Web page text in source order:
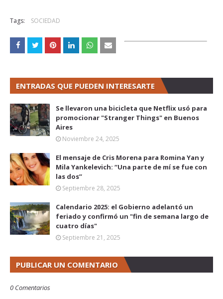
Tags: SOCIEDAD
ENTRADAS QUE PUEDEN INTERESARTE
Se llevaron una bicicleta que Netflix usó para
promocionar "Stranger Things" en Buenos
Aires
Noviembre 24, 2025
El mensaje de Cris Morena para Romina Yan y
Mila Yankelevich: “Una parte de mí se fue con
las dos”
Septiembre 28, 2025
Calendario 2025: el Gobierno adelantó un
feriado y confirmó un "fin de semana largo de
cuatro días"
Septiembre 21, 2025
PUBLICAR UN COMENTARIO
0 Comentarios